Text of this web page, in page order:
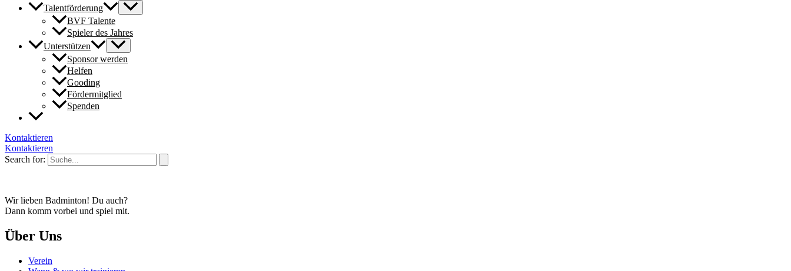
Talentförderung
BVF Talente
Spieler des Jahres
Unterstützen
Sponsor werden
Helfen
Gooding
Fördermitglied
Spenden
Kontaktieren
Kontaktieren
Search for:
Wir lieben Badminton! Du auch?
Dann komm vorbei und spiel mit.
Über Uns
Verein